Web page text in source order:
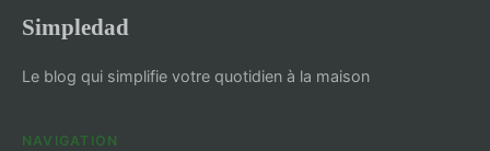
Simpledad
Le blog qui simplifie votre quotidien à la maison
NAVIGATION